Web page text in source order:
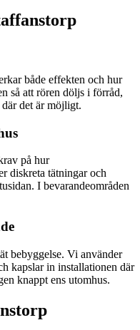
både effekten och hur
så att rören döljs i förråd,
det är möjligt.
på hur
diskreta tätningar och
I bevarandeområden
bebyggelse. Vi använder
kapslar in installationen där
knappt ens utomhus.